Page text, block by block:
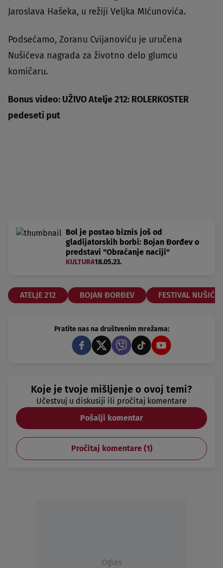
Jaroslava Hašeka, u režiji Veljka MIćunovića.
Podsećamo, Zoranu Cvijanoviću je uručena
Nušićeva nagrada za životno delo glumcu
komičaru.
Bonus video: UŽIVO Atelje 212: ROLERKOSTER
pedeseti put
Bol je postao biznis još od
gladijatorskih borbi: Bojan Đorđev o
predstavi "Obraćanje naciji"
KULTURA18.05.23.
ATELJE 212 BOJAN ĐORĐEV FESTIVAL
Pratite nas na društvenim mrežama:
Koje je tvoje mišljenje o ovoj temi?
Učestvuj u diskusiji ili pročitaj komentare
Pošalji komentar
Pročitaj komentare (1)
Oglas